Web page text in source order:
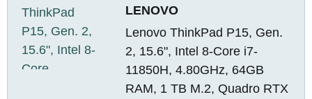
LENOVO
Lenovo ThinkPad P15, Gen.
2, 15.6", Intel 8-Core i7-
11850H, 4.80GHz, 64GB
RAM, 1 TB M.2, Quadro RTX